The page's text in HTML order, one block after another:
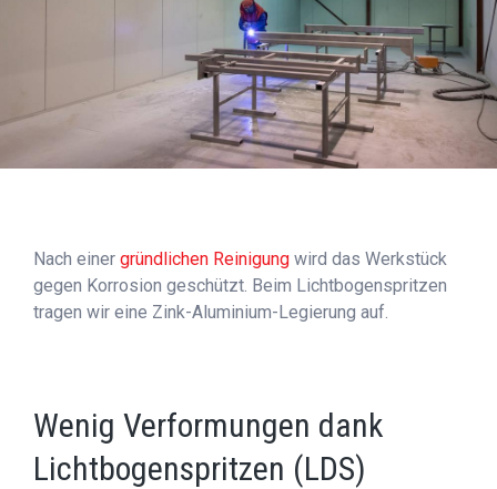
Nach einer gründlichen Reinigung wird das Werkstück
gegen Korrosion geschützt. Beim Lichtbogenspritzen
tragen wir eine Zink-Aluminium-Legierung auf.
Wenig Verformungen dank
Lichtbogenspritzen (LDS)